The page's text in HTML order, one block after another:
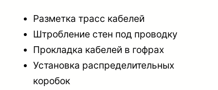
Разметка трасс кабелей
Штробление стен под проводку
Прокладка кабелей в гофрах
Установка распределительных
коробок